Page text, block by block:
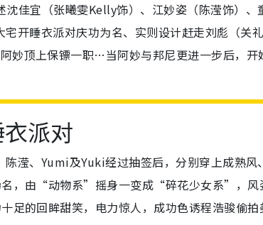
佳宜（张曦雯Kelly饰）、江妙姿（陈滢饰）、
开睡衣派对庆功为名、实则设计赶走刘彪（关
妙顶上保镖一职…当阿妙与邦尼更进一步后，开
派对
滢、Yumi及Yuki经过抽签后，分别穿上成熟风
名，由“动物系”摇身一变成“碎花少女系”，风
的回眸甜笑，电力惊人，成功色诱程浩骏偷拍